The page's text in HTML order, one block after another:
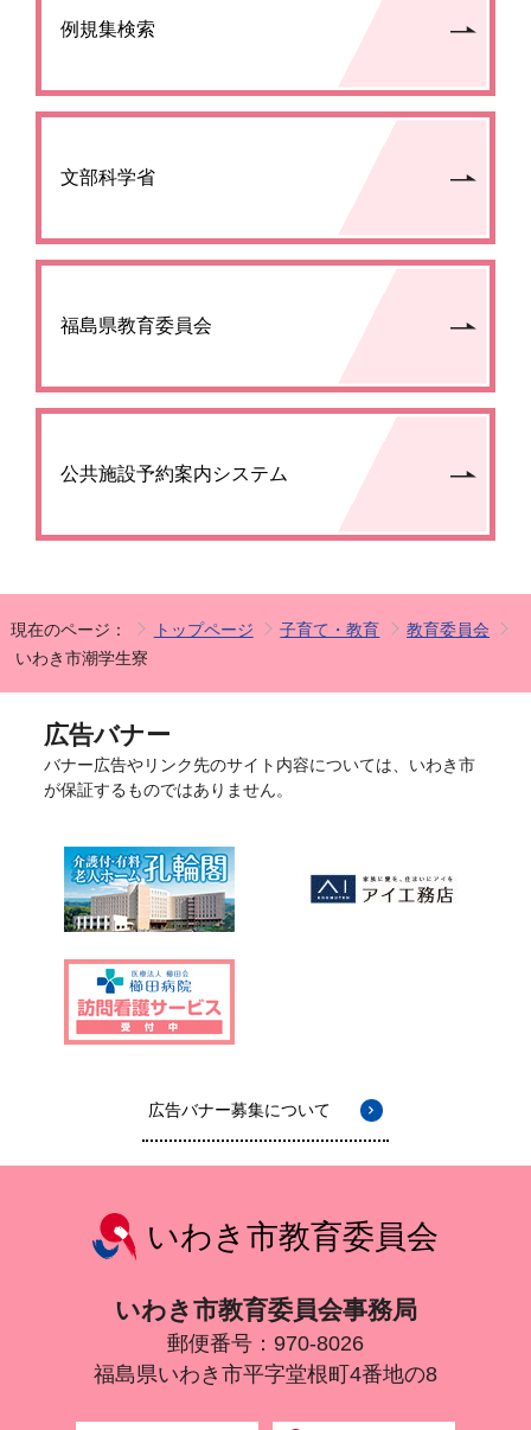
例規集検索
文部科学省
福島県教育委員会
公共施設予約案内システム
現在のページ： トップページ 子育て・教育
教育委員会
いわき市潮学生寮
広告バナー
バナー広告やリンク先のサイト内容については、いわき市
が保証するものではありません。
広告バナー募集について
いわき市教育委員会
いわき市教育委員会事務局
郵便番号：970-8026
福島県いわき市平字堂根町4番地の8